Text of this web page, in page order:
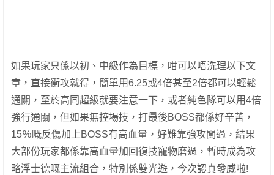
如果玩家只係以初、中級作為目標，咁可以唔洗理以下文
章，直接衝攻就得，簡單用6.25或4倍甚至2倍都可以輕鬆
通關，至於高同超級就要注意一下，或者純色隊可以用4倍
強行通關，但如果無控場技，打最後BOSS都係好辛苦，
15％嘅反傷加上BOSS有高血量，好難靠強攻闖過，結果
大部份玩家都係靠高血量加回復技寵物磨過，暫時成為攻
略浮士德嘅主流組合，特別係雙光遊，今次認真發威啦!